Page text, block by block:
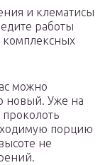
и клематисы
работы
комплексных
можно
новый. Уже на
порцию
не